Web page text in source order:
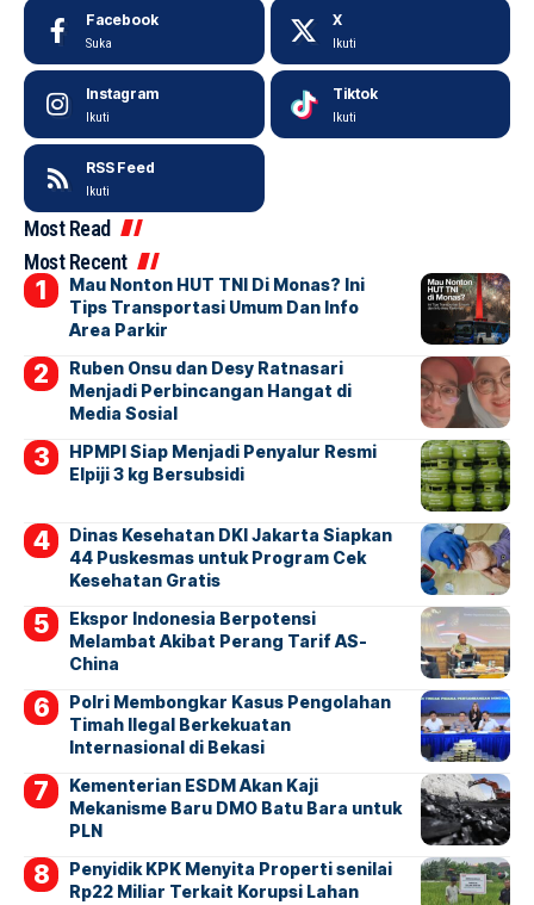
Facebook
Suka
X
Ikuti
Instagram
Ikuti
Tiktok
Ikuti
RSS Feed
Ikuti
Most Read
Most Recent
Mau Nonton HUT TNI Di Monas? Ini
Tips Transportasi Umum Dan Info
Area Parkir
Ruben Onsu dan Desy Ratnasari
Menjadi Perbincangan Hangat di
Media Sosial
HPMPI Siap Menjadi Penyalur Resmi
Elpiji 3 kg Bersubsidi
Dinas Kesehatan DKI Jakarta Siapkan
44 Puskesmas untuk Program Cek
Kesehatan Gratis
Ekspor Indonesia Berpotensi
Melambat Akibat Perang Tarif AS-
China
Polri Membongkar Kasus Pengolahan
Timah Ilegal Berkekuatan
Internasional di Bekasi
Kementerian ESDM Akan Kaji
Mekanisme Baru DMO Batu Bara untuk
PLN
Penyidik KPK Menyita Properti senilai
Rp22 Miliar Terkait Korupsi Lahan